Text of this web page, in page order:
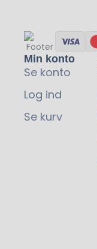
Min konto
Se konto
Log ind
Se kurv